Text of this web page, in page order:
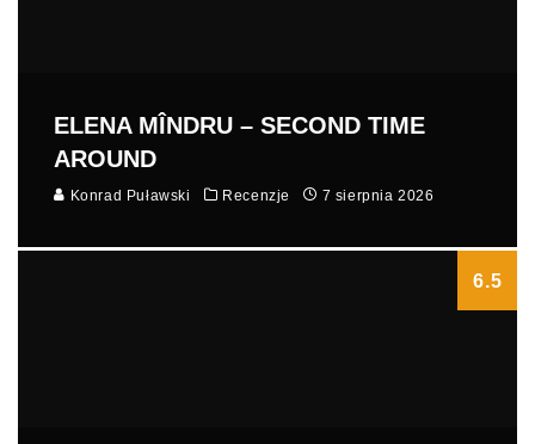
ELENA MÎNDRU – SECOND TIME
AROUND
Konrad Puławski Recenzje 7 sierpnia 2026
6.5